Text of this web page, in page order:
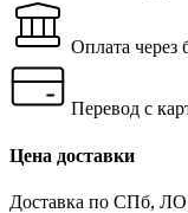
Оплата через
Перевод с
Цена доставки
Доставка по СПб, ЛО